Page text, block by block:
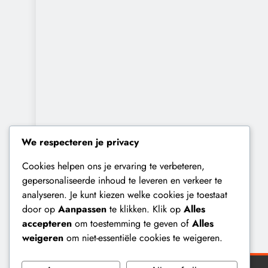
We respecteren je privacy
Cookies helpen ons je ervaring te verbeteren,
gepersonaliseerde inhoud te leveren en verkeer te
analyseren. Je kunt kiezen welke cookies je toestaat
door op Aanpassen te klikken. Klik op Alles
accepteren om toestemming te geven of Alles
weigeren om niet-essentiële cookies te weigeren.